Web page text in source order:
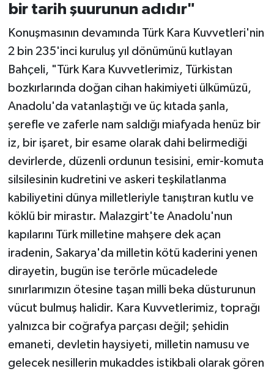
bir tarih şuurunun adıdır"
Konuşmasının devamında Türk Kara Kuvvetleri'nin
2 bin 235'inci kuruluş yıl dönümünü kutlayan
Bahçeli, "Türk Kara Kuvvetlerimiz, Türkistan
bozkırlarında doğan cihan hakimiyeti ülkümüzü,
Anadolu'da vatanlaştığı ve üç kıtada şanla,
şerefle ve zaferle nam saldığı miafyada henüz bir
iz, bir işaret, bir esame olarak dahi belirmediği
devirlerde, düzenli ordunun tesisini, emir-komuta
silsilesinin kudretini ve askeri teşkilatlanma
kabiliyetini dünya milletleriyle tanıştıran kutlu ve
köklü bir mirastır. Malazgirt'te Anadolu'nun
kapılarını Türk milletine mahşere dek açan
iradenin, Sakarya'da milletin kötü kaderini yenen
dirayetin, bugün ise terörle mücadelede
sınırlarımızın ötesine taşan milli beka düsturunun
vücut bulmuş halidir. Kara Kuvvetlerimiz, toprağı
yalnızca bir coğrafya parçası değil; şehidin
emaneti, devletin haysiyeti, milletin namusu ve
gelecek nesillerin mukaddes istikbali olarak gören